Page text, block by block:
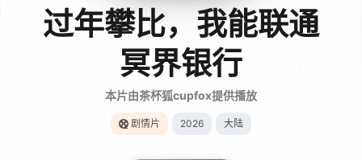
过年攀比，我能联通
冥界银行
本片由茶杯狐cupfox提供播放
剧情片 2026 大陆